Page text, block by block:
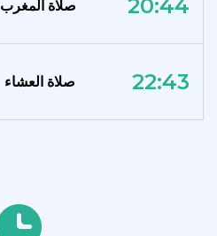
صلاة المغرب 20:44
صلاة العشاء 22:43